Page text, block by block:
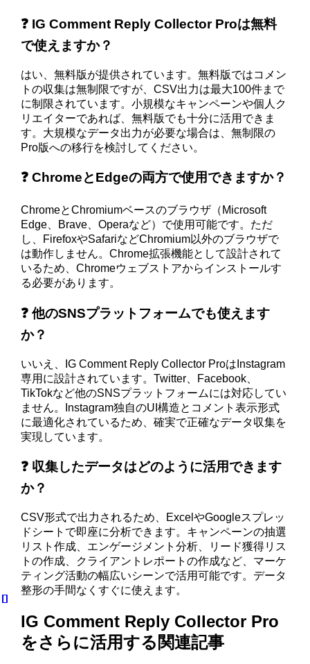
❓ IG Comment Reply Collector Proは無料
で使えますか？
はい、無料版が提供されています。無料版ではコメン
トの収集は無制限ですが、CSV出力は最大100件まで
に制限されています。小規模なキャンペーンや個人ク
リエイターであれば、無料版でも十分に活用できま
す。大規模なデータ出力が必要な場合は、無制限の
Pro版への移行を検討してください。
❓ ChromeとEdgeの両方で使用できますか？
ChromeとChromiumベースのブラウザ（Microsoft
Edge、Brave、Operaなど）で使用可能です。ただ
し、FirefoxやSafariなどChromium以外のブラウザで
は動作しません。Chrome拡張機能として設計されて
いるため、Chromeウェブストアからインストールす
る必要があります。
❓ 他のSNSプラットフォームでも使えます
か？
いいえ、IG Comment Reply Collector ProはInstagram
専用に設計されています。Twitter、Facebook、
TikTokなど他のSNSプラットフォームには対応してい
ません。Instagram独自のUI構造とコメント表示形式
に最適化されているため、確実で正確なデータ収集を
実現しています。
❓ 収集したデータはどのように活用できます
か？
CSV形式で出力されるため、ExcelやGoogleスプレッ
ドシートで即座に分析できます。キャンペーンの抽選
リスト作成、エンゲージメント分析、リード獲得リス
トの作成、クライアントレポートの作成など、マーケ
ティング活動の幅広いシーンで活用可能です。データ
整形の手間なくすぐに使えます。
IG Comment Reply Collector Pro
をさらに活用する関連記事